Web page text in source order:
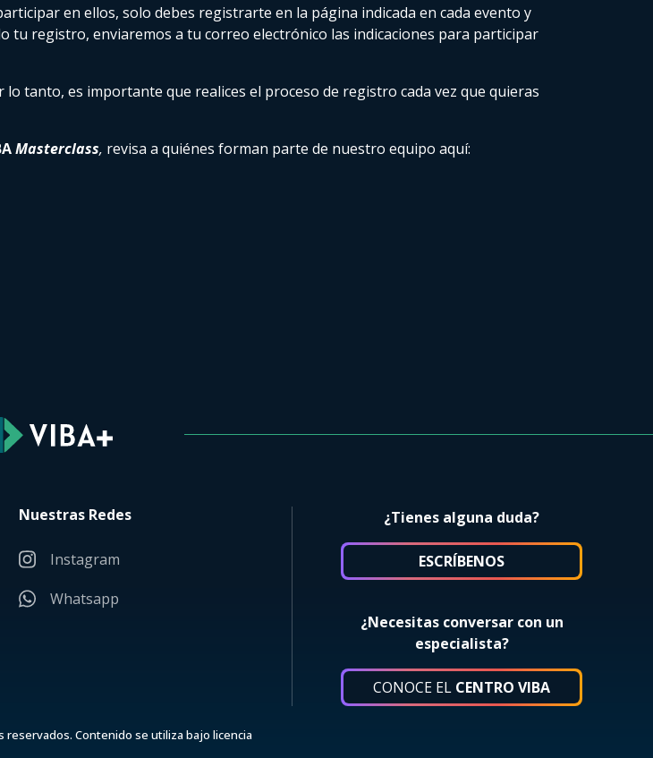
en ellos, solo debes registrarte en la página indicada en cada evento y
tu registro, enviaremos a tu correo electrónico las indicaciones para participar
tanto, es importante que realices el proceso de registro cada vez que quieras
Masterclass, revisa a quiénes forman parte de nuestro equipo aquí:
Nuestras Redes
Instagram
Whatsapp
¿Tienes alguna duda?
ESCRÍBENOS
¿Necesitas conversar con un
especialista?
CONOCE EL CENTRO VIBA
reservados. Contenido se utiliza bajo licencia